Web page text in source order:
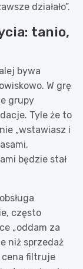
działało”.
tanio,
bywa
W grę
grupy
Tyle że to
„wstawiasz i
będzie stał
często
„oddam za
niż sprzedaż
cena filtruje